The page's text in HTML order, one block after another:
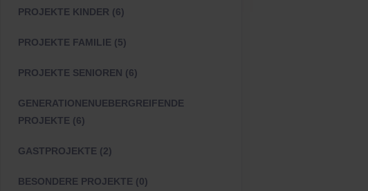
PROJEKTE KINDER (6)
PROJEKTE FAMILIE (5)
PROJEKTE SENIOREN (6)
GENERATIONENUEBERGREIFENDE
PROJEKTE (6)
GASTPROJEKTE (2)
BESONDERE PROJEKTE (0)